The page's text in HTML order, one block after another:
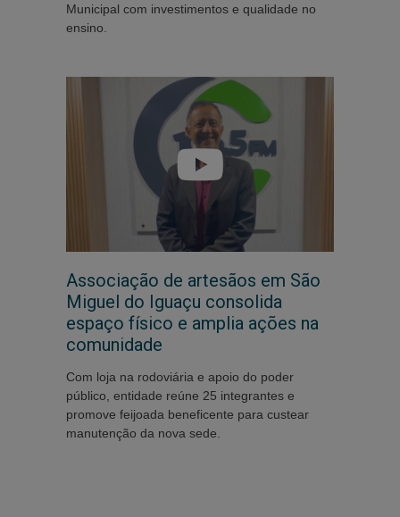
Municipal com investimentos e qualidade no
ensino.
Associação de artesãos em São
Miguel do Iguaçu consolida
espaço físico e amplia ações na
comunidade
Com loja na rodoviária e apoio do poder
público, entidade reúne 25 integrantes e
promove feijoada beneficente para custear
manutenção da nova sede.